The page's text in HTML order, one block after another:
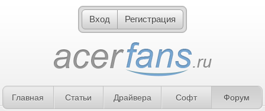
Вход Регистрация
Главная Статьи Драйвера Софт Форум